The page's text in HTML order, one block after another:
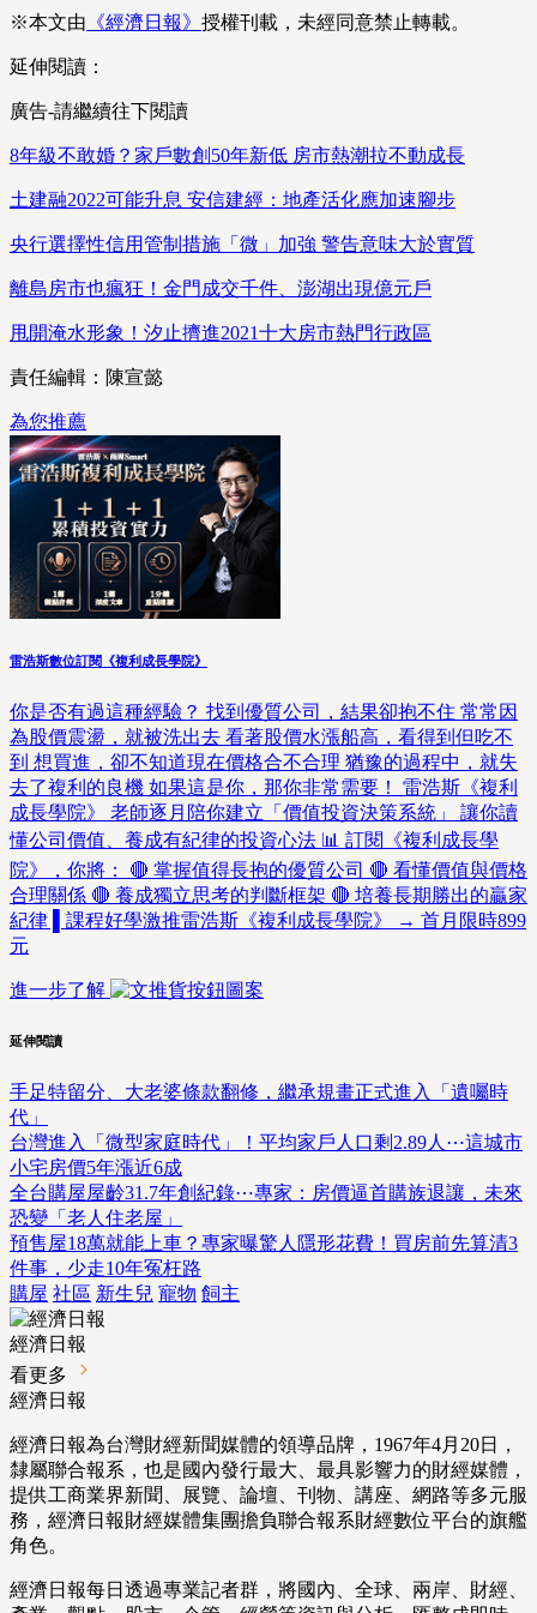
※本文由 《經濟日報》 授權刊載，未經同意禁止轉載。
延伸閱讀：
廣告-請繼續往下閱讀
8年級不敢婚？家戶數創50年新低 房市熱潮拉不動成長
土建融2022可能升息 安信建經：地產活化應加速腳步
央行選擇性信用管制措施「微」加強 警告意味大於實質
離島房市也瘋狂！金門成交千件、澎湖出現億元戶
甩開淹水形象！汐止擠進2021十大房市熱門行政區
責任編輯：陳宣懿
為您推薦
雷浩斯數位訂閱《複利成長學院》
你是否有過這種經驗？ 找到優質公司，結果卻抱不住 常常因
為股價震盪，就被洗出去 看著股價水漲船高，看得到但吃不
到 想買進，卻不知道現在價格合不合理 猶豫的過程中，就失
去了複利的良機 如果這是你，那你非常需要！ 雷浩斯《複利
成長學院》 老師逐月陪你建立「價值投資決策系統」 讓你讀
懂公司價值、養成有紀律的投資心法 📊 訂閱《複利成長學
院》，你將： 🔴 掌握值得長抱的優質公司 🔴 看懂價值與價格
合理關係 🔴 養成獨立思考的判斷框架 🔴 培養長期勝出的贏家
紀律 ▌課程好學激推雷浩斯《複利成長學院》 → 首月限時899
元
進一步了解
延伸閱讀
手足特留分、大老婆條款翻修，繼承規畫正式進入「遺囑時
代」
台灣進入「微型家庭時代」！平均家戶人口剩2.89人⋯這城市
小宅房價5年漲近6成
全台購屋屋齡31.7年創紀錄⋯專家：房價逼首購族退讓，未來
恐變「老人住老屋」
預售屋18萬就能上車？專家曝驚人隱形花費！買房前先算清3
件事，少走10年冤枉路
購屋 社區 新生兒 寵物 飼主
經濟日報
看更多
經濟日報
經濟日報為台灣財經新聞媒體的領導品牌，1967年4月20日，
隸屬聯合報系，也是國內發行最大、最具影響力的財經媒體，
提供工商業界新聞、展覽、論壇、刊物、講座、網路等多元服
務，經濟日報財經媒體集團擔負聯合報系財經數位平台的旗艦
角色。
經濟日報每日透過專業記者群，將國內、全球、兩岸、財經、